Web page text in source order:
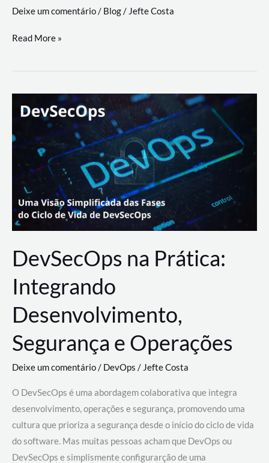
a
workflows
Deixe um comentário/ Blog/ Jefte Costa
teste
palyer
Lance
Rural
Read More »
DevSecOps na Prática:
Integrando
Desenvolvimento,
Segurança e Operações
Deixe um comentário/ DevOps /Jefte Costa
O DevSecOps é uma abordagem colaborativa que integra
desenvolvimento, operações e segurança, promovendo uma
cultura que prioriza a segurança desde o início do ciclo de vida
do software. Mas muitas pessoas acham que DevOps ou
DevSecOps e simplismente configurarção de uma